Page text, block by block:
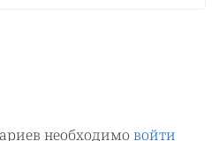
необходимо войти